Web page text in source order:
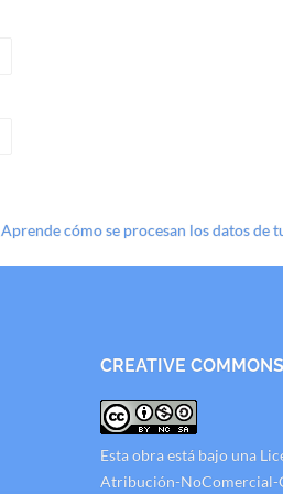
Aprende cómo se procesan los datos de
CREATIVE COMMONS
Esta obra está bajo una
Atribución-NoComercial-